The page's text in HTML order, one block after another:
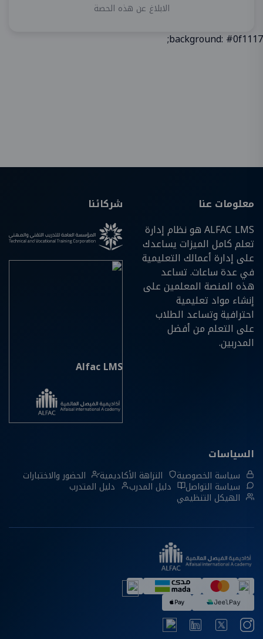
الابلاغ عن هذه الحصة
background: #0f1117;
معلومات عنا
ALFAC LMS هو نظام إدارة
تعلم كامل الميزات يساعدك
على إدارة أعمالك التعليمية
في عدة ساعات. تساعد
هذه المنصة المعلمين على
إنشاء مواد تعليمية
احترافية وتساعد الطلاب
على التعلم من أفضل
المدربين.
شركائنا
Alfac LMS
السياسات
سياسة الخصوصية النزاهة الأكاديمية الحضور والاختبارات
سياسة التواصل دليل المدرب دليل المتدرب
الهيكل التنظيمي